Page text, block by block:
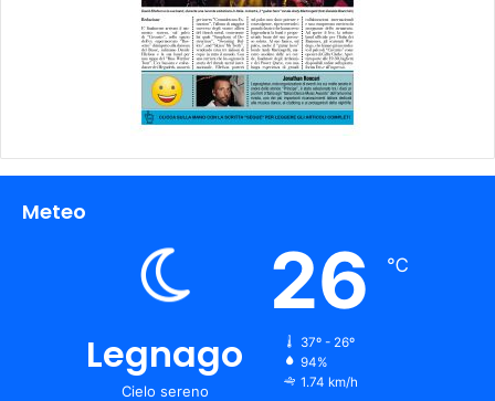
Meteo
Legnago
Cielo sereno
26 ℃
37º - 26º
94%
1.74 km/h